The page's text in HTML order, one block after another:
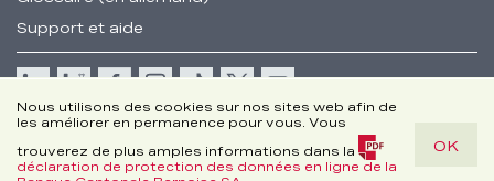
Cookie
Disclaimer
Nous utilisons des cookies sur nos sites web afin de
les améliorer en permanence pour vous. Vous
trouverez de plus amples informations dans la
déclaration de protection des données en ligne de la
OK
Support et aide